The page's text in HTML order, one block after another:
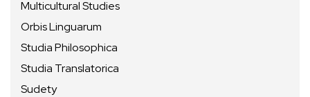
Multicultural Studies
Orbis Linguarum
Studia Philosophica
Studia Translatorica
Sudety